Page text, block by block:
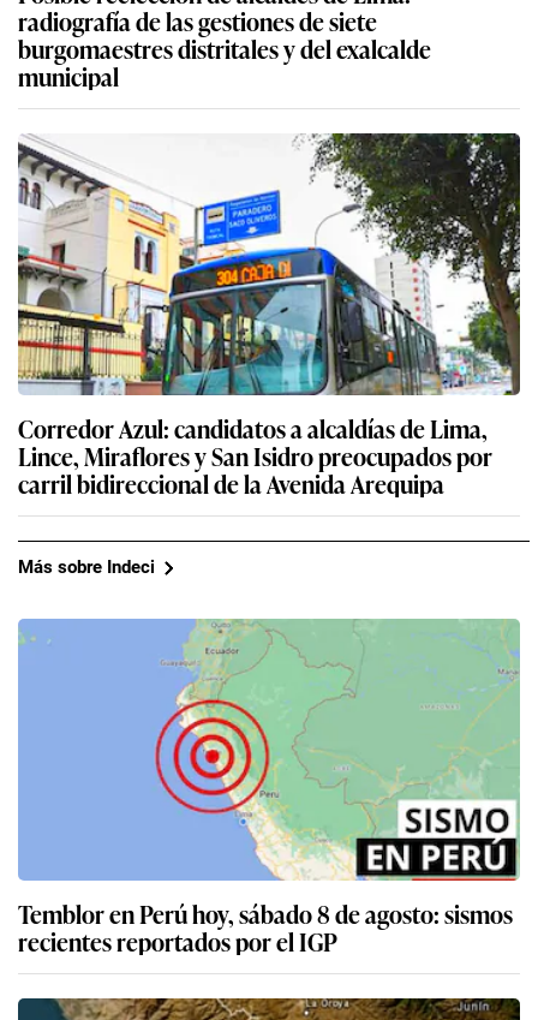
radiografía de las gestiones de siete
burgomaestres distritales y del exalcalde
municipal
Corredor Azul: candidatos a alcaldías de Lima,
Lince, Miraflores y San Isidro preocupados por
carril bidireccional de la Avenida Arequipa
Más sobre Indeci
Temblor en Perú hoy, sábado 8 de agosto: sismos
recientes reportados por el IGP